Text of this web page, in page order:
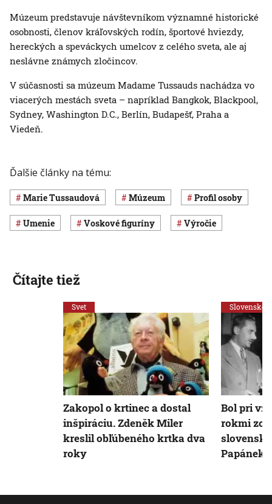
Múzeum predstavuje návštevníkom významné historické
osobnosti, členov kráľovských rodín, športové hviezdy,
hereckých a speváckych umelcov z celého sveta, ale aj
neslávne známych zločincov.
V súčasnosti sa múzeum Madame Tussauds nachádza vo
viacerých mestách sveta – napríklad Bangkok, Blackpool,
Sydney, Washington D.C., Berlín, Budapešť, Praha a
Viedeň.
Ďalšie články na tému:
Marie Tussaudová múzeum profil osoby
umenie voskové figuríny výročie
Čítajte tiež
Svet
Zakopol o krtinec a dostal
inšpiráciu. Zdeněk Miler
kreslil obľúbeného krtka dva
roky
Slovensko
Bol pri
rokmi
Papánek